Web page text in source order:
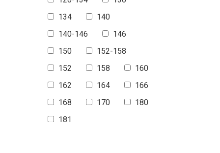
Miss Glory
Marions
NEWGEN
134
140
140-146
146
150
152-158
152
158
160
162
164
166
168
170
180
181